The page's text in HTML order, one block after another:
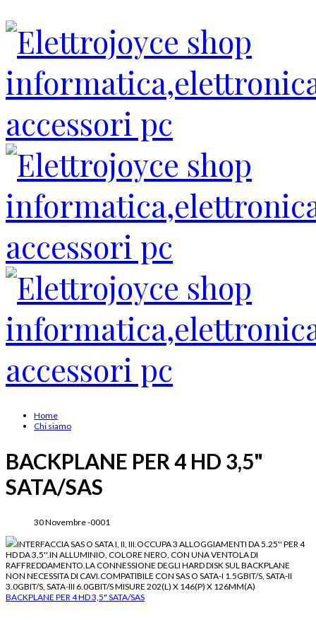
Home
Chi siamo
BACKPLANE PER 4 HD 3,5"
SATA/SAS
30 Novembre -0001
INTERFACCIA SAS O SATA I, II, III.OCCUPA 3 ALLOGGIAMENTI DA 5.25'' PER 4
HD DA 3,5''.IN ALLUMINIO, COLORE NERO, CON UNA VENTOLA DI
RAFFREDDAMENTO.LA CONNESSIONE DEGLI HARD DISK SUL BACKPLANE
NON NECESSITA DI CAVI.COMPATIBILE CON SAS O SATA-I 1.5GBIT/S, SATA-II
3.0GBIT/S, SATA-III 6.0GBIT/S MISURE 202(L) X 146(P) X 126MM(A)
BACKPLANE PER 4 HD 3,5" SATA/SAS